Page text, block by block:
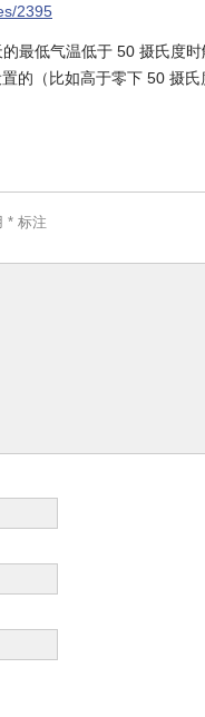
2395
最低气温低于 50 摄氏度
的（比如高于零下 50 摄氏
* 标注